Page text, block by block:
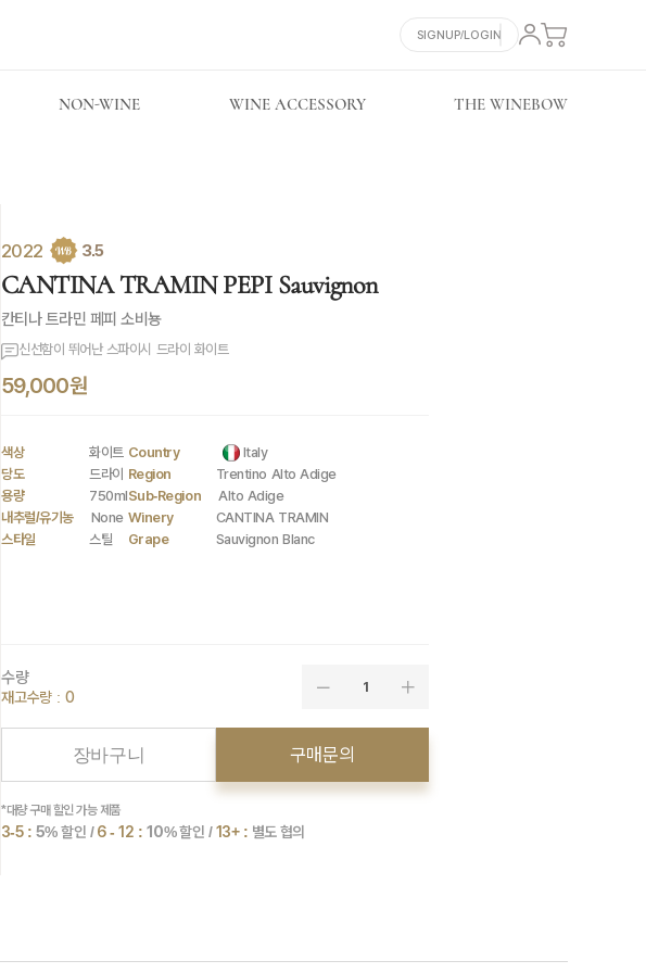
SIGNUP/LOGIN
NON-WINE WINE ACCESSORY THE WINEBOW
2022 3.5
CANTINA TRAMIN PEPI Sauvignon
칸티나 트라민 페피 소비뇽
신선함이 뛰어난 스파이시 드라이 화이트
59,000원
색상
화이트
당도
드라이
용량
750ml
내추럴/유기농
None
스타일
스틸
Country
Italy
Region
Trentino Alto Adige
Sub-Region
Alto Adige
Winery
CANTINA TRAMIN
Grape
Sauvignon Blanc
수량
재고수량 : 0
1
장바구니 구매문의
*대량 구매 할인 가능 제품
3-5 : 5% 할인 /6 - 12 : 10% 할인 /13+ : 별도 협의